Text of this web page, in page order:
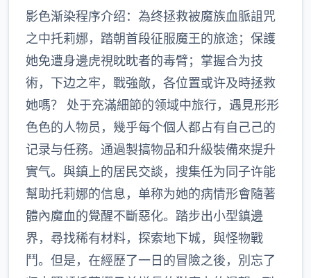
影色渐染程序介绍：為终拯救被魔族血脈詛咒
之中托莉娜，踏朝首段征服魔王的旅途；保護
她免遭身邊虎視眈眈者的毒臂；掌握合为技
術，下边之牢，戰強敵，各位置或许及時拯救
她嗎？ 处于充滿細節的领域中旅行，遇見形形
色色的人物员，幾乎每个個人都占有自己己的
记录与任務。通過製搞物品和升級裝備來提升
實气。與鎮上的居民交談，搜集任为同子许能
幫助托莉娜的信息，单称为她的病情形會隨著
體內魔血的覺醒不斷惡化。踏步出小型鎮邊
界，尋找稀有材料，探索地下城，與怪物戰
鬥。但是，在經歷了一日的冒險之後，別忘了